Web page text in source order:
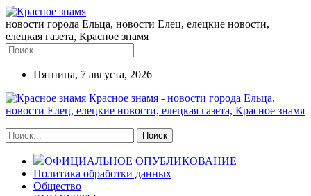
новости города Ельца, новости Елец, елецкие новости,
елецкая газета, Красное знамя
Пятница, 7 августа, 2026
Красное знамя - новости города Ельца,
новости Елец, елецкие новости, елецкая газета, Красное знамя
ОФИЦИАЛЬНОЕ ОПУБЛИКОВАНИЕ
Политика обработки данных
Общество